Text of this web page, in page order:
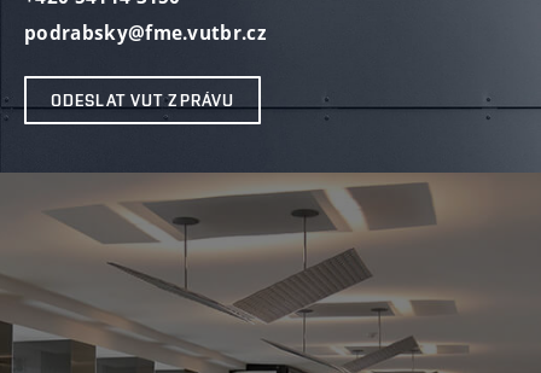
podrabsky@fme.vutbr.cz
ODESLAT VUT ZPRÁVU